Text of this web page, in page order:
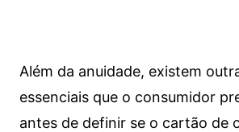
Além da anuidade, existem
essenciais que o consumidor
antes de definir se o cartão de